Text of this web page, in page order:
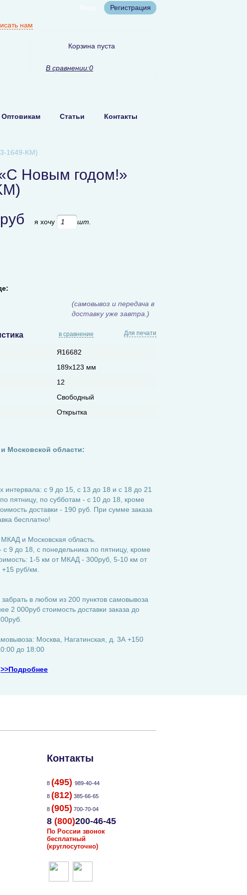
Регистрация
нам
Корзина пуста
В сравнении:0
Оптовикам Статьи Контакты
1649-KM)
Новым годом!»
руб я хочу шт.
(самовывоз и передача в
доставку уже завтра.)
Для печати
в сравнение
Я16682
189х123 мм
12
Свободный
Открытка
Московской области:
интервала: с 9 до 15, с 13 до 18 и с 18 до 21
пятницу, по субботам - с 10 до 18, кроме
доставки - 190 руб. При сумме заказа
бесплатно!
и Московская область.
9 до 18, с понедельника по пятницу, кроме
1-5 км от МКАД - 300руб, 5-10 км от
руб/км.
в любом из 200 пунктов самовывоза
2 000руб стоимость доставки заказа до
Москва, Нагатинская, д. 3А +150
до 18:00
>>Подробнее
Контакты
8 (495) 989-40-44
8 (812) 385-66-65
8 (905) 700-70-04
8 (800)200-46-45
По России звонок
бесплатный
(круглосуточно)